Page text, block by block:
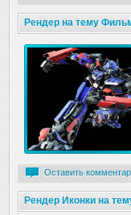
Рендер на тему
Оставить
Рендер Иконки на